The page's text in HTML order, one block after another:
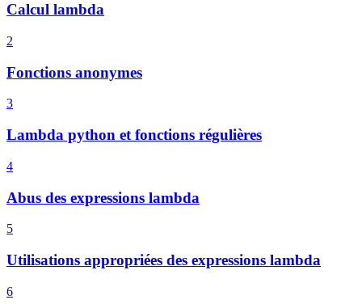
Calcul lambda
2
Fonctions anonymes
3
Lambda python et fonctions régulières
4
Abus des expressions lambda
5
Utilisations appropriées des expressions lambda
6